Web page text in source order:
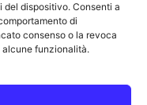
dispositivo. Consenti a
di
consenso o la revoca
alcune funzionalità.
di percepire una
fornendo link al sito